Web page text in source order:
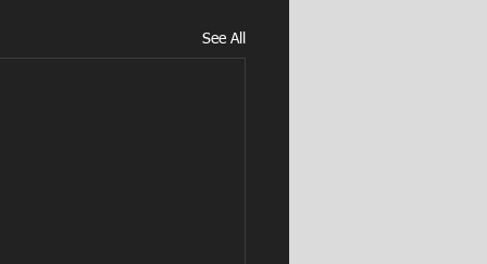
See All